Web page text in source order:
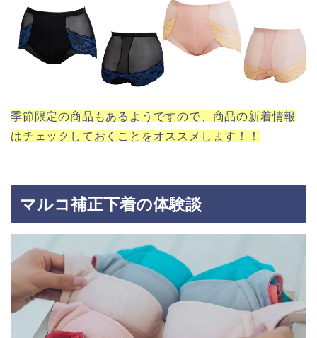
季節限定の商品もあるようですので、商品の新着情報
はチェックしておくことをオススメします！！
マルコ補正下着の体験談